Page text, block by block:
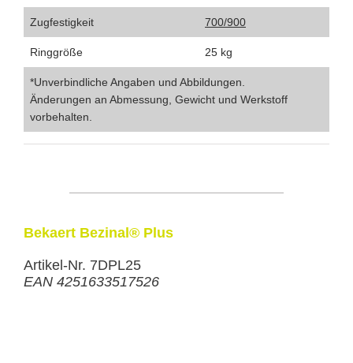
Zugfestigkeit 700/900
Ringgröße 25 kg
*Unverbindliche Angaben und Abbildungen.
Änderungen an Abmessung, Gewicht und Werkstoff
vorbehalten.
Bekaert Bezinal® Plus
Artikel-Nr. 7DPL25
EAN 4251633517526